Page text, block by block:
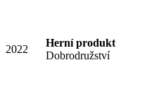
2022
Herní produkt
Dobrodružství